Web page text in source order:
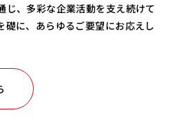
じ、多彩な企業活動を支え続けて
礎に、あらゆるご要望にお応えし